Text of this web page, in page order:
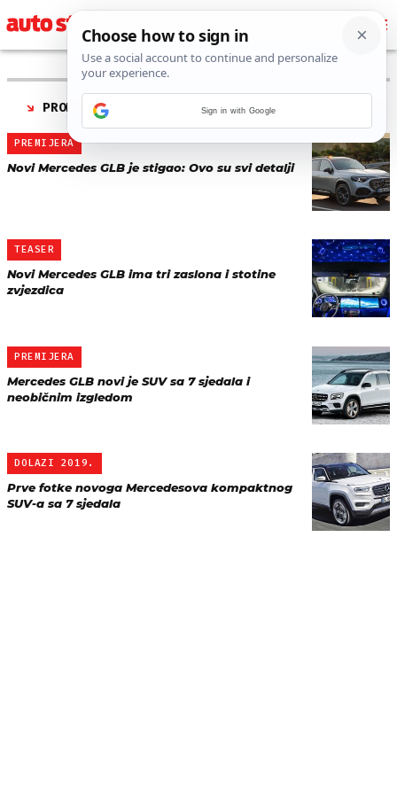
PRONAĐENO 4 REZULTATA ZA TAG “MERCEDES GLB
PREMIJERA
Novi Mercedes GLB je stigao: Ovo su svi detalji
TEASER
Novi Mercedes GLB ima tri zaslona i stotine
zvjezdica
PREMIJERA
Mercedes GLB novi je SUV sa 7 sjedala i
neobičnim izgledom
DOLAZI 2019.
Prve fotke novoga Mercedesova kompaktnog
SUV-a sa 7 sjedala
Sign in with Google